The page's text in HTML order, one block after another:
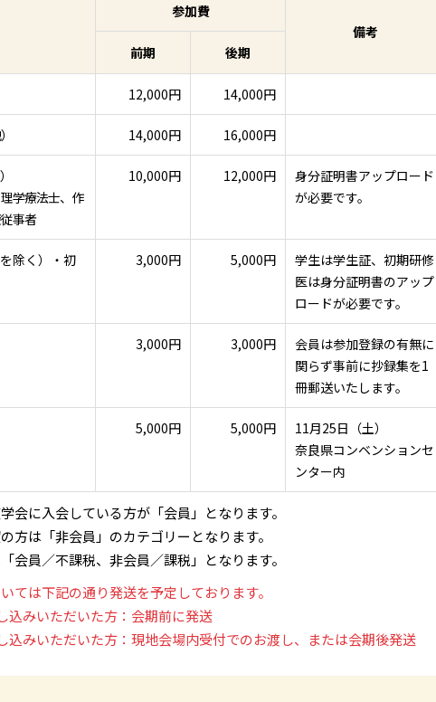
参加費
備考
前期
後期
12,000円 14,000円
14,000円 16,000円
学療法士、作
事者
10,000円 12,000円
身分証明書アップロード
が必要です。
除く）・初
3,000円 5,000円
学生は学生証、初期研修
医は身分証明書のアップ
ロードが必要です。
3,000円 3,000円
会員は参加登録の有無に
関らず事前に抄録集を1
冊郵送いたします。
5,000円 5,000円
11月25日（土）
奈良県コンベンションセ
ンター内
会に入会している方が「会員」となります。
方は「非会員」のカテゴリーとなります。
会員／不課税、非会員／課税」となります。
ては下記の通り発送を予定しております。
込みいただいた方：会期前に発送
込みいただいた方：現地会場内受付でのお渡し、または会期後発送